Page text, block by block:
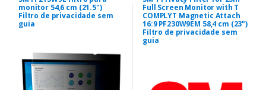
monitor 54,6 cm (21.5")
Filtro de privacidade sem
guia
Full Screen Monitor with T
COMPLYT Magnetic Attach
16:9 PF230W9EM 58,4 cm (23")
Filtro de privacidade sem
guia